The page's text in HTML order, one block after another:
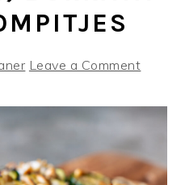
Leave a Comment